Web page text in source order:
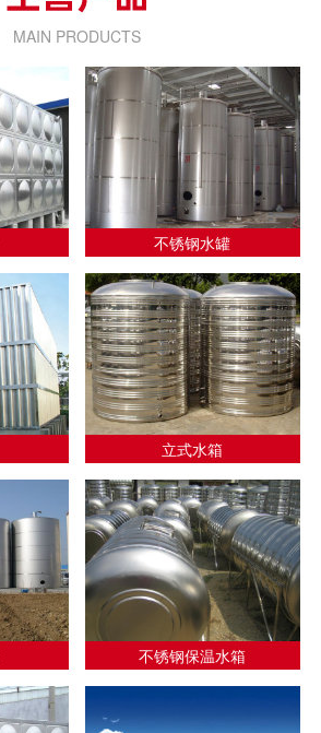
MAIN PRODUCTS
不锈钢水罐
立式水箱
不锈钢保温水箱